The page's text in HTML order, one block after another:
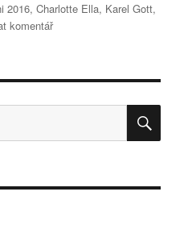
2016,Charlotte Ella, Karel Gott,
komentářpro
názvem
NA
–
POKRAČUJÍ!